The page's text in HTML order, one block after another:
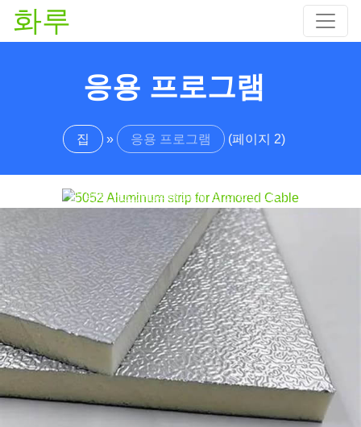
화루
응용 프로그램
집 » 응용 프로그램 (페이지 2)
경량을 제공합니다., 부식 방지, 비자성. 안정적인 성능
을 위해 H32/H34 템퍼에 이상적입니다..
절연 샌드위치 패널용 알루미늄 호일
율 제공, 지붕을 위한 우수한 수증기 장벽 보호, 벽, 그리
압력솥용 AA3003 알루미늄 디스크
압력솥용 AA3003 알루미늄 디스크는 식품 접촉 안전
LNG 저장탱크용 알루미늄판
1100 학년 조리기구 알루미늄 서클 | 순수
한, 안전한 & 튼튼한
발견하다 1100 성형성이 뛰어난 등급 조리기구 알루미
늄 서클, 식품 안전, 균일한 두께 - 화분에 이상적, 팬, 그